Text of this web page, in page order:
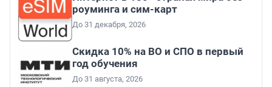
роуминга и сим-карт
До 31 декабря, 2026
Скидка 10% на ВО и СПО в первый
год обучения
До 31 августа, 2026